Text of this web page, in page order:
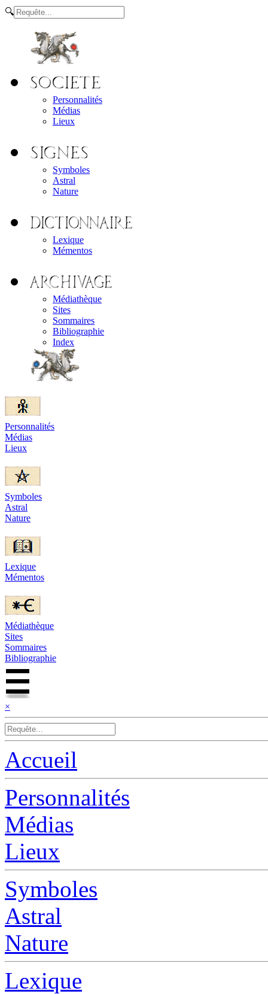
🔍
Personnalités
Médias
Lieux
Symboles
Astral
Nature
Lexique
Mémentos
Médiathèque
Sites
Sommaires
Bibliographie
Index
Personnalités
Médias
Lieux
Symboles
Astral
Nature
Lexique
Mémentos
Médiathèque
Sites
Sommaires
Bibliographie
×
Accueil
Personnalités
Médias
Lieux
Symboles
Astral
Nature
Lexique